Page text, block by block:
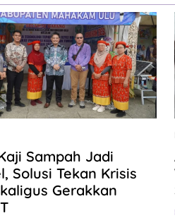
Sampah Jadi
Solusi Tekan Krisis
Gerakkan